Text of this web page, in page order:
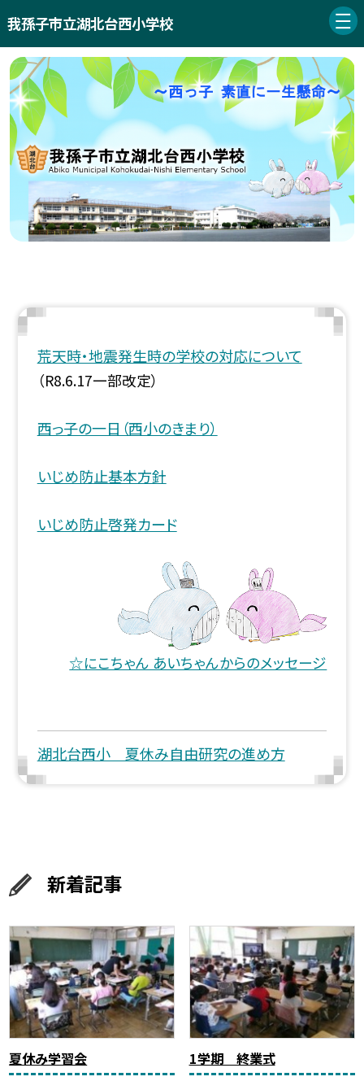
我孫子市立湖北台西小学校
荒天時・地震発生時の学校の対応について
（R8.6.17一部改定）
西っ子の一日（西小のきまり）
いじめ防止基本方針
いじめ防止啓発カード
☆にこちゃん あいちゃんからのメッセージ
湖北台西小 夏休み自由研究の進め方
新着記事
夏休み学習会 1学期 終業式